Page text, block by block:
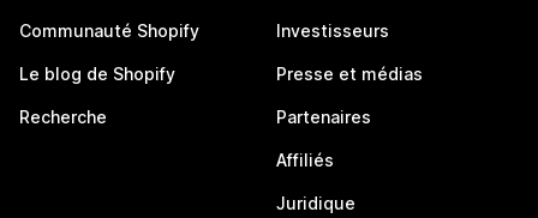
Communauté Shopify
Le blog de Shopify
Recherche
Investisseurs
Presse et médias
Partenaires
Affiliés
Juridique